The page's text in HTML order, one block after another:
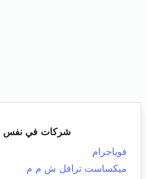
شركات في نفس
فوياجرام
ميكساست ترافل ش م م